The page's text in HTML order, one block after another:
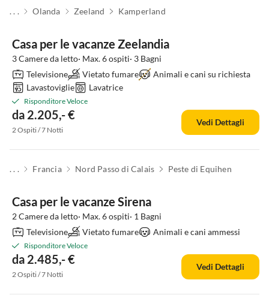
. . . Olanda Zeeland Kamperland
Casa per le vacanze Zeelandia
3 Camere da letto· Max. 6 ospiti· 3 Bagni
Televisione
Vietato fumare
Animali e cani su richiesta
Lavastoviglie
Lavatrice
Risponditore Veloce
da 2.205,- €
2 Ospiti / 7 Notti
Vedi Dettagli
. . . Francia Nord Passo di Calais Peste di Equihen
Casa per le vacanze Sirena
2 Camere da letto· Max. 6 ospiti· 1 Bagni
Televisione
Vietato fumare Animali e cani ammessi
Risponditore Veloce
da 2.485,- €
2 Ospiti / 7 Notti
Vedi Dettagli